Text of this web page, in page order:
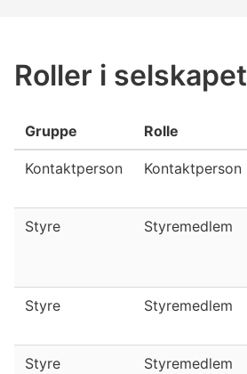
Roller i selskapet
Gruppe Rolle
Kontaktperson Kontaktperson
Styre Styremedlem
Styre Styremedlem
Styre Styremedlem